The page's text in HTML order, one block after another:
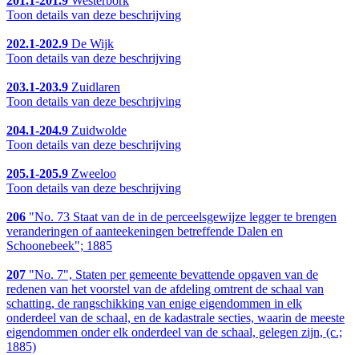
Toon details van deze beschrijving
202.1-202.9 De Wijk
Toon details van deze beschrijving
203.1-203.9 Zuidlaren
Toon details van deze beschrijving
204.1-204.9 Zuidwolde
Toon details van deze beschrijving
205.1-205.9 Zweeloo
Toon details van deze beschrijving
206 "No. 73 Staat van de in de perceelsgewijze legger te brengen
veranderingen of aanteekeningen betreffende Dalen en
Schoonebeek"; 1885
207 "No. 7", Staten per gemeente bevattende opgaven van de
redenen van het voorstel van de afdeling omtrent de schaal van
schatting, de rangschikking van enige eigendommen in elk
onderdeel van de schaal, en de kadastrale secties, waarin de meeste
eigendommen onder elk onderdeel van de schaal, gelegen zijn, (c.;
1885)